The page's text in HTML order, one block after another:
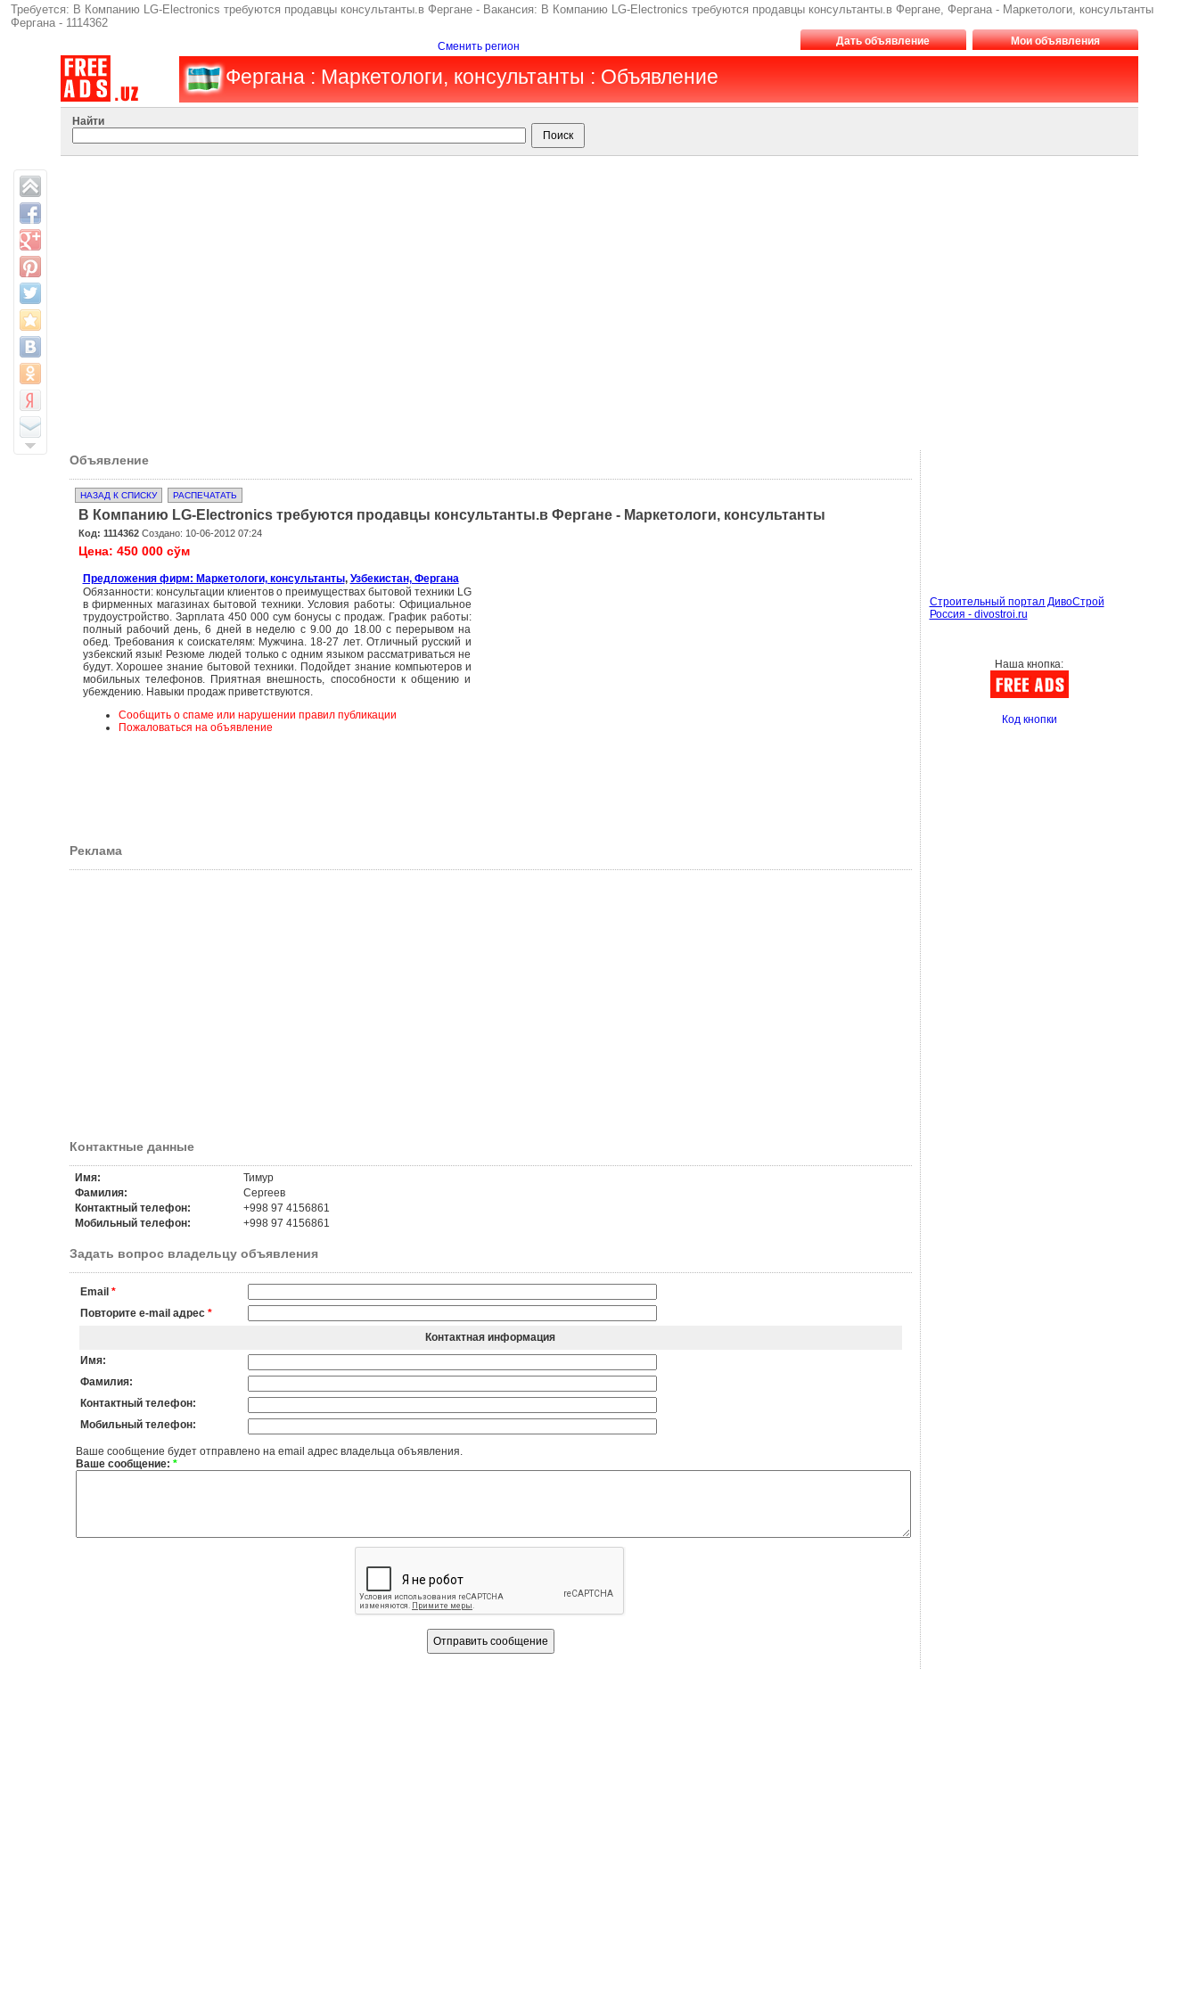
Требуется: В Компанию LG-Electronics требуются продавцы консультанты.в Фергане - Вакансия: В Компанию LG-Electronics требуются продавцы консультанты.в Фергане, Фергана - Маркетологи, консультанты
Фергана - 1114362
Сменить регион Дать объявление Мои объявления
Фергана : Маркетологи, консультанты : Объявление
Найти
Объявление
НАЗАД К СПИСКУ РАСПЕЧАТАТЬ
В Компанию LG-Electronics требуются продавцы консультанты.в Фергане - Маркетологи, консультанты
Код: 1114362Создано: 10-06-2012 07:24
Цена: 450 000 сўм
Предложения фирм: Маркетологи, консультанты, Узбекистан, Фергана
Обязанности: консультации клиентов о преимуществах бытовой техники LG
в фирменных магазинах бытовой техники. Условия работы: Официальное
трудоустройство. Зарплата 450 000 сум бонусы с продаж. График работы:
полный рабочий день, 6 дней в неделю с 9.00 до 18.00 с перерывом на
обед. Требования к соискателям: Мужчина. 18-27 лет. Отличный русский и
узбекский язык! Резюме людей только с одним языком рассматриваться не
будут. Хорошее знание бытовой техники. Подойдет знание компьютеров и
мобильных телефонов. Приятная внешность, способности к общению и
убеждению. Навыки продаж приветствуются.
Сообщить о спаме или нарушении правил публикации
Пожаловаться на объявление
Реклама
Контактные данные
Имя:
Тимур
Фамилия:
Сергеев
Контактный телефон:
+998 97 4156861
Мобильный телефон:
+998 97 4156861
Задать вопрос владельцу объявления
Email *
Повторите e-mail адрес *
Контактная информация
Имя:
Фамилия:
Контактный телефон:
Мобильный телефон:
Ваше сообщение будет отправлено на email адрес владельца объявления.
Ваше сообщение: *
Строительный портал ДивоСтрой
Россия - divostroi.ru
Наша кнопка:
Код кнопки